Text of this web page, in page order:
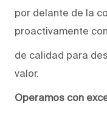
por delante de la
proactivamente
de calidad para
valor.
Operamos con